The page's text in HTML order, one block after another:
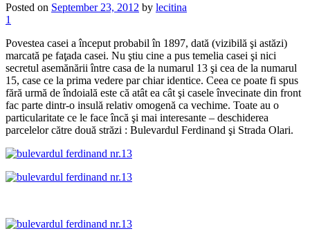
Posted on September 23, 2012 by lecitina
1
Povestea casei a început probabil în 1897, dată (vizibilă şi astăzi)
marcată pe faţada casei. Nu ştiu cine a pus temelia casei şi nici
secretul asemănării între casa de la numarul 13 şi cea de la numarul
15, case ce la prima vedere par chiar identice. Ceea ce poate fi spus
fără urmă de îndoială este că atât ea cât şi casele învecinate din front
fac parte dintr-o insulă relativ omogenă ca vechime. Toate au o
particularitate ce le face încă şi mai interesante – deschiderea
parcelelor către două străzi : Bulevardul Ferdinand şi Strada Olari.